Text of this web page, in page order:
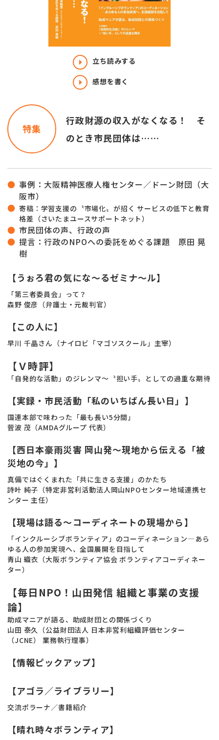
立ち読みする
感想を書く
特集
行政財源の収入がなくなる！ そ
のとき市民団体は……
事例：大阪精神医療人権センター／ドーン財団（大
阪市）
寄稿：学習支援の〝市場化〟が招く サービスの低下と教育
格差（さいたまユースサポートネット）
市民団体の声、行政の声
提言：行政のNPOへの委託をめぐる課題 原田 晃
樹
【うぉろ君の気にな〜るゼミナ～ル】
「第三者委員会」って？
森野 俊彦（弁護士・元裁判官）
【この人に】
早川 千晶さん（ナイロビ「マゴソスクール」主宰）
【Ｖ時評】
「自発的な活動」のジレンマ～〝担い手〟としての過重な期待
【実録・市民活動「私のいちばん長い日」】
国連本部で味わった「最も長い5分間」
菅波 茂（AMDAグループ 代表）
【西日本豪雨災害 岡山発～現地から伝える「被
災地の今」】
真備ではぐくまれた「共に生きる支援」のかたち
詩叶 純子（特定非営利活動法人岡山NPOセンター地域連携セ
ンター 主任）
【現場は語る～コーディネートの現場から】
「インクルーシブボランティア」のコーディネーション―あら
ゆる人の参加実現へ、全国展開を目指して
青山 織衣（大阪ボランティア協会 ボランティアコーディネー
ター）
【毎日NPO！山田発信 組織と事業の支援
論】
助成マニアが語る、助成財団との関係づくり
山田 泰久（公益財団法人 日本非営利組織評価センター
（JCNE） 業務執行理事）
【情報ピックアップ】
【アゴラ／ライブラリー】
交流ポラーナ／書籍紹介
【晴れ時々ボランティア】